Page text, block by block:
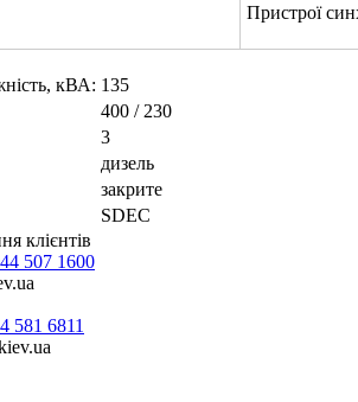
Пристрої
кВА: 135
400 / 230
3
дизель
закрите
SDEC
клієнтів
507 1600
581 6811